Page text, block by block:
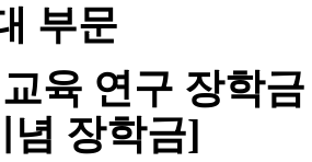
부문
육 연구 장학금
념 장학금]